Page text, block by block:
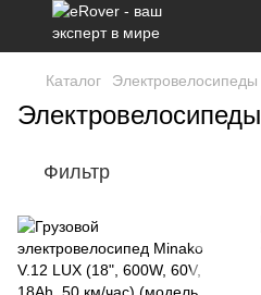
Каталог Электровелосипеды
Электровелосипеды
Фильтр